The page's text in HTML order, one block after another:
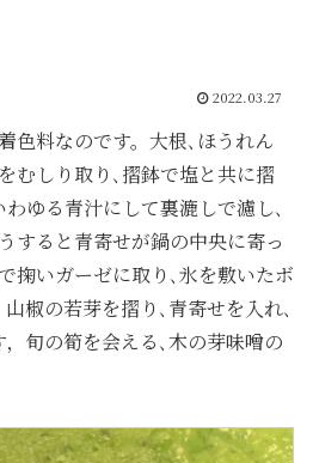
2022.03.27
色料なのです。大根､ほうれん
むしり取り､摺鉢で塩と共に摺
ゆる青汁にして裏漉しで濾し､
すると青寄せが鍋の中央に寄っ
掬いガーゼに取り､氷を敷いたボ
椒の若芽を摺り､青寄せを入れ､
旬の筍を会える､木の芽味噌の